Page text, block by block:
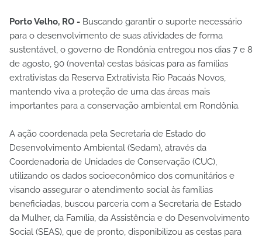
Porto Velho, RO - Buscando garantir o suporte necessário
para o desenvolvimento de suas atividades de forma
sustentável, o governo de Rondônia entregou nos dias 7 e 8
de agosto, 90 (noventa) cestas básicas para as famílias
extrativistas da Reserva Extrativista Rio Pacaás Novos,
mantendo viva a proteção de uma das áreas mais
importantes para a conservação ambiental em Rondônia.
A ação coordenada pela Secretaria de Estado do
Desenvolvimento Ambiental (Sedam), através da
Coordenadoria de Unidades de Conservação (CUC),
utilizando os dados socioeconômico dos comunitários e
visando assegurar o atendimento social às famílias
beneficiadas, buscou parceria com a Secretaria de Estado
da Mulher, da Família, da Assistência e do Desenvolvimento
Social (SEAS), que de pronto, disponibilizou as cestas para